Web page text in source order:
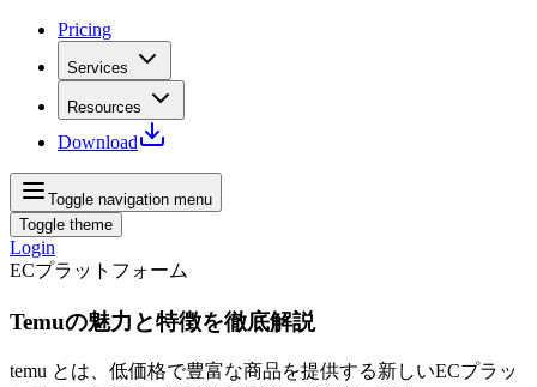
Pricing
Services
Resources
Download
Toggle navigation menu
Toggle theme
Login
ECプラットフォーム
Temuの魅力と特徴を徹底解説
temu とは、低価格で豊富な商品を提供する新しいECプラッ